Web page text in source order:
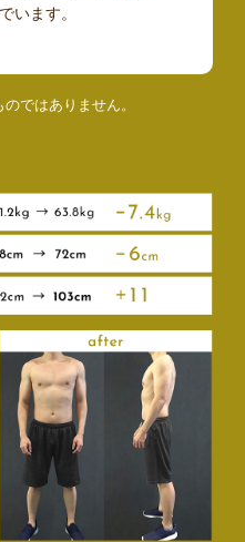
います。
ではありません。